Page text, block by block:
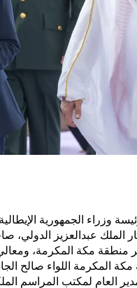
وزراء الجمهورية
الملك عبدالعزيز الدولي،
منطقة مكة المكرمة،
المكرمة اللواء صالح
العام لمكتب المراسم